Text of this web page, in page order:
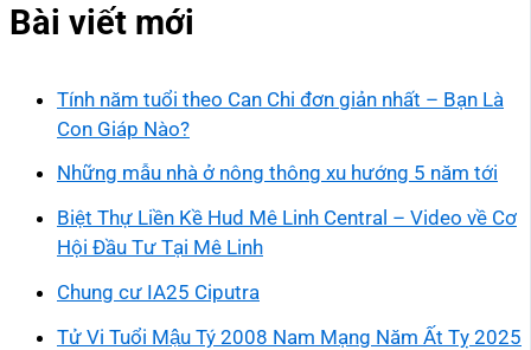
Bài viết mới
Tính năm tuổi theo Can Chi đơn giản nhất – Bạn Là
Con Giáp Nào?
Những mẫu nhà ở nông thông xu hướng 5 năm tới
Biệt Thự Liền Kề Hud Mê Linh Central – Video về Cơ
Hội Đầu Tư Tại Mê Linh
Chung cư IA25 Ciputra
Tử Vi Tuổi Mậu Tý 2008 Nam Mạng Năm Ất Tỵ 2025